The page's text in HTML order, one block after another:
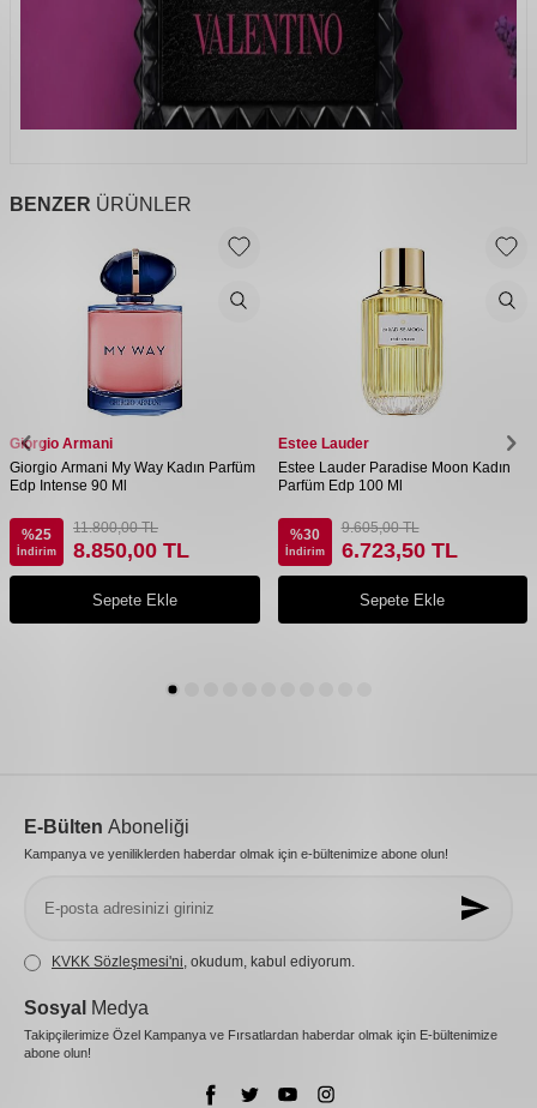
BENZER ÜRÜNLER
Giorgio Armani
Giorgio Armani My Way Kadın Parfüm
Edp Intense 90 Ml
%25
İndirim
11.800,00TL
8.850,00 TL
Sepete Ekle
Estee Lauder
Estee Lauder Paradise Moon Kadın
Parfüm Edp 100 Ml
%30
İndirim
9.605,00TL
6.723,50TL
Sepete Ekle
E-Bülten Aboneliği
Kampanya ve yeniliklerden haberdar olmak için e-bültenimize abone olun!
KVKK Sözleşmesi'ni, okudum, kabul ediyorum.
Sosyal Medya
Takipçilerimize Özel Kampanya ve Fırsatlardan haberdar olmak için E-bültenimize
abone olun!